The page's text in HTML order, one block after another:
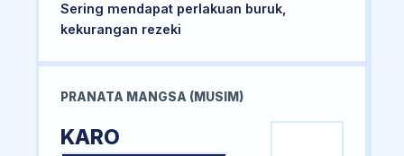
Sering mendapat perlakuan buruk,
kekurangan rezeki
PRANATA MANGSA (MUSIM)
KARO